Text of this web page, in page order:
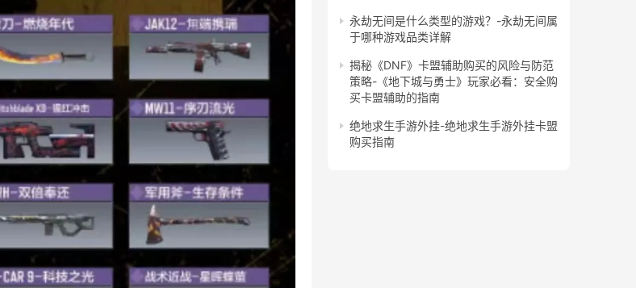
永劫无间是什么类型的游戏？-永劫无间属
于哪种游戏品类详解
揭秘《DNF》卡盟辅助购买的风险与防范
策略-《地下城与勇士》玩家必看：安全购
买卡盟辅助的指南
绝地求生手游外挂-绝地求生手游外挂卡盟
购买指南